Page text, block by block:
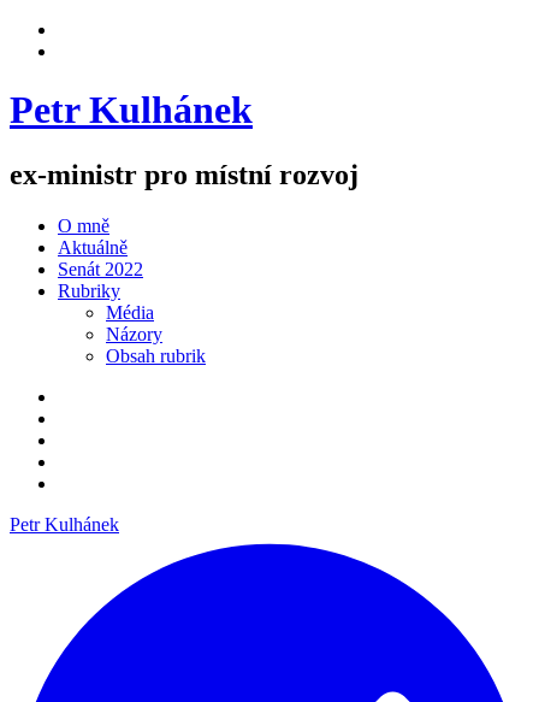
Skip
Petr Kulhánek
ex-ministr pro místní rozvoj
O mně
Aktuálně
Senát 2022
Rubriky
Média
Názory
Obsah rubrik
Petr Kulhánek